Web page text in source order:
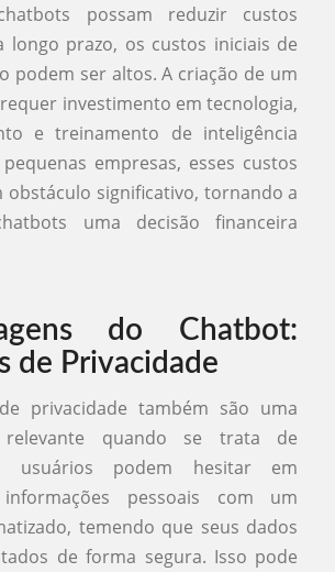
possam reduzir custos
longo prazo, os custos iniciais de
podem ser altos. A criação de um
investimento em tecnologia,
e treinamento de inteligência
empresas, esses custos
obstáculo significativo, tornando a
uma decisão financeira
do Chatbot:
de Privacidade
privacidade também são uma
relevante quando se trata de
usuários podem hesitar em
pessoais com um
temendo que seus dados
de forma segura. Isso pode